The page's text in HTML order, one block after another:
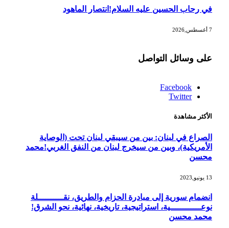
في رحاب الحسين عليه السلام!انتصار الماهود
على وسائل التواصل
Facebook
Twitter
الأكثر مشاهدة
الصراع في لبنان: بين من سيبقي لبنان تحت (الوصاية
الأمريكية)، وبين من سيخرج لبنان من النفق الغربي!محمد
محسن
13 يونيو,2023
انضمام سورية إلى مبادرة الحزام والطريق، نقــــــــــلة
نوعــــــــــــية، استراتيجية، تاريخية، نهائية، نحو الشرق!
محمد محسن